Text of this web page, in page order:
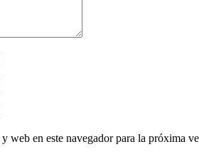
web en este navegador para la próxima